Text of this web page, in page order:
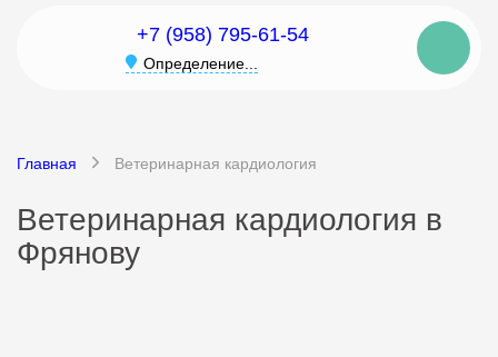
+7 (958) 795-61-54
Определение...
Главная Ветеринарная кардиология
Ветеринарная кардиология в
Фрянову